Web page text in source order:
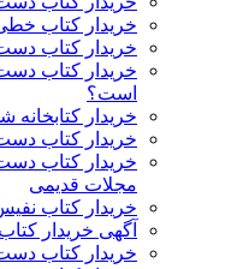
خریدار کتاب
خریدار کتاب
خریدار کتاب دست
است؟
خریدار
خریدار کتاب
خریدار کتاب دست
مجلات قدیمی
خریدار کتاب
آگهی خریدار
خریدار کتاب